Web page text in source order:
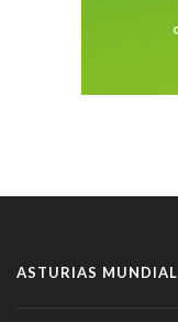
ASTURIAS MUNDIAL